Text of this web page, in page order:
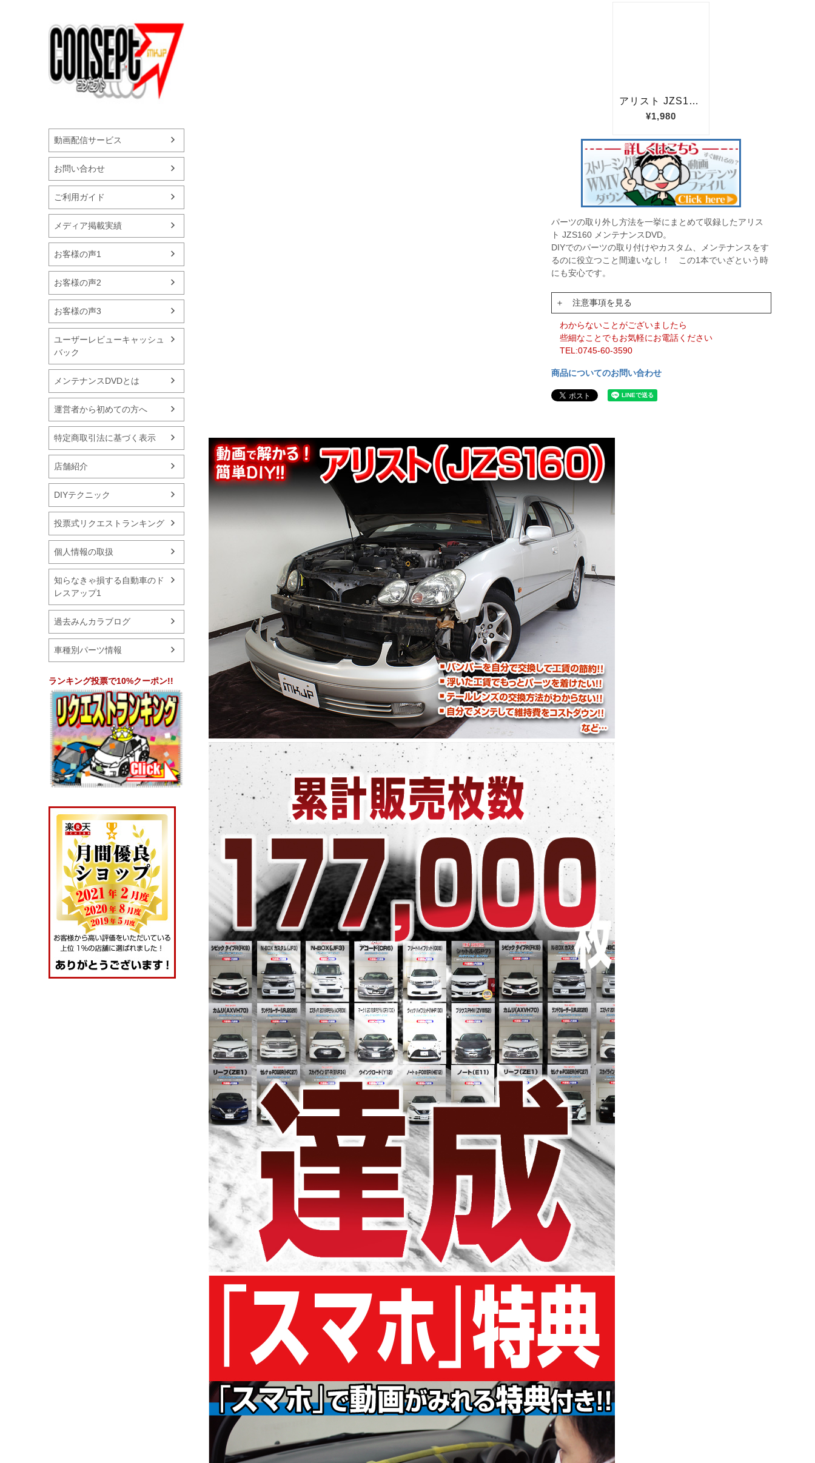
動画配信サービス
お問い合わせ
ご利用ガイド
メディア掲載実績
お客様の声1
お客様の声2
お客様の声3
ユーザーレビューキャッシュ
バック
メンテナンスDVDとは
運営者から初めての方へ
特定商取引法に基づく表示
店舗紹介
DIYテクニック
投票式リクエストランキング
個人情報の取扱
知らなきゃ損する自動車のド
レスアップ1
過去みんカラブログ
車種別パーツ情報
ランキング投票で10%クーポン!!
パーツの取り外し方法を一挙にまとめて収録したアリス
ト JZS160 メンテナンスDVD。
DIYでのパーツの取り付けやカスタム、メンテナンスをす
るのに役立つこと間違いなし！ この1本でいざという時
にも安心です。
＋ 注意事項を見る
わからないことがございましたら
些細なことでもお気軽にお電話ください
TEL:0745-60-3590
商品についてのお問い合わせ